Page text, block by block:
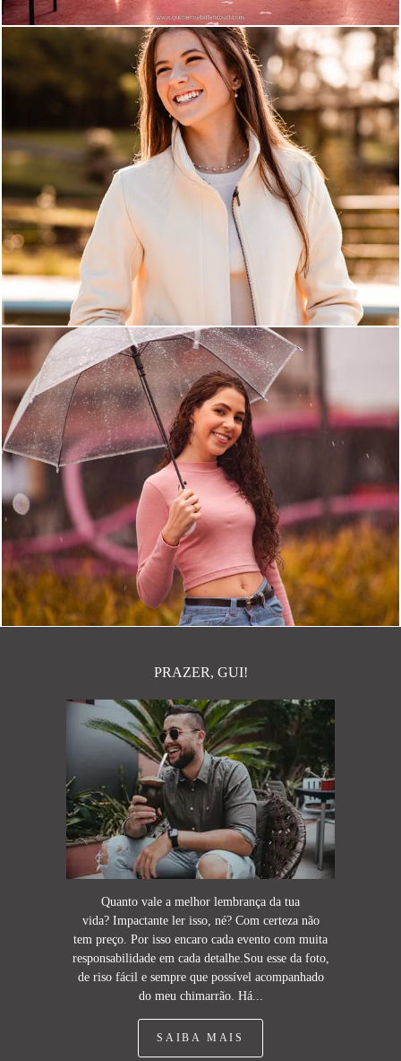
0
846 2
PRAZER, GUI!
Quanto vale a melhor lembrança da tua
vida? Impactante ler isso, né? Com certeza não
tem preço. Por isso encaro cada evento com muita
responsabilidade em cada detalhe.Sou esse da foto,
de riso fácil e sempre que possível acompanhado
do meu chimarrão. Há...
SAIBA MAIS